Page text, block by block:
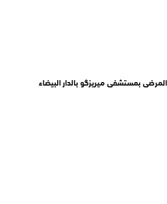
بمستشفى ميريزگو بالدار البيضاء